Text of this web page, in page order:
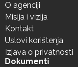
O agenciji
Misija i vizija
Kontakt
Uslovi korištenja
Izjava o privatnosti
Dokumenti